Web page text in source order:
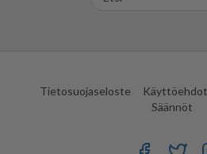
Tietosuojaseloste Käyttöehdot
Säännöt